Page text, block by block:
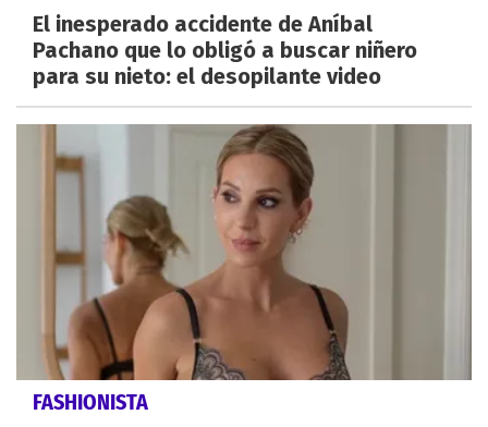
El inesperado accidente de Aníbal
Pachano que lo obligó a buscar niñero
para su nieto: el desopilante video
FASHIONISTA